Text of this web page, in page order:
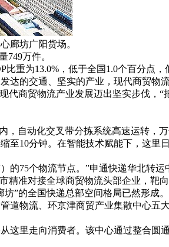
廊坊广阳货场。
749万件。
重为13.0%，低于全国1.0个百分点，
的交通、坚实的产业，现代商贸物
商贸物流产业发展迈出坚实步伐，“
自动化交叉带分拣系统高速运转，
10分钟。在智能技术赋能下，这里
75个物流节点。”申通快递华北转运
精准对接全球商贸物流头部企业，靶
”的全国快递总部空间格局已然形成。
物流、环京津商贸产业集散中心五
这里走向消费者。该中心通过整合圆